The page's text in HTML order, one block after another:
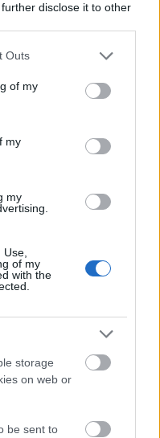
disclose it to other
one or more Google
You may click to
its third-party tags to
in below Google
Outs
of my
my
my
of my
with the
storage
on web or
be sent to
στο ζευγάρι, με
για λίγο. Λίγο
συνεχίστηκε